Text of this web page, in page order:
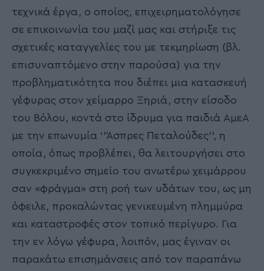
τεχνικά έργα, ο οποίος, επιχειρηματολόγησε
σε επικοινωνία του μαζί μας και στήριξε τις
σχετικές καταγγελίες του με τεκμηρίωση (βλ.
επισυναπτόμενο στην παρούσα) για την
προβληματικότητα που διέπει μια κατασκευή
γέφυρας στον χείμαρρο Ξηριά, στην είσοδο
του Βόλου, κοντά στο ίδρυμα για παιδιά ΑμεΑ
με την επωνυμία ‘’Άσπρες Πεταλούδες’’, η
οποία, όπως προβλέπει, θα λειτουργήσει στο
συγκεκριμένο σημείο του ανωτέρω χειμάρρου
σαν «φράγμα» στη ροή των υδάτων του, ως μη
όφειλε, προκαλώντας γενικευμένη πλημμύρα
και καταστροφές στον τοπικό περίγυρο. Για
την εν λόγω γέφυρα, λοιπόν, μας έγιναν οι
παρακάτω επισημάνσεις από τον παραπάνω